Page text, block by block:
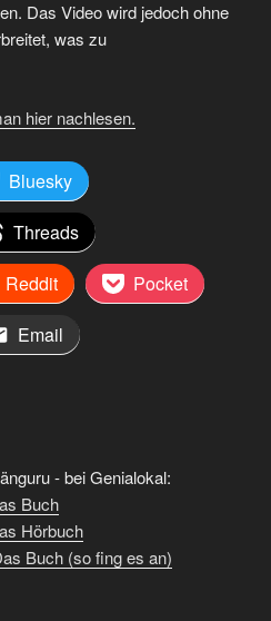
Das Video wird jedoch ohne
was zu
hier nachlesen.
Bluesky
Threads
Reddit
Pocket
Email
- bei Genialokal:
Buch
Hörbuch
Buch (so fing es an)